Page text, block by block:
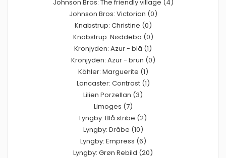
Johnson Bros: The friendly village (4)
Johnson Bros: Victorian (0)
Knabstrup: Christine (0)
Knabstrup: Nøddebo (0)
Kronjyden: Azur - blå (1)
Kronjyden: Azur - brun (0)
Kähler: Marguerite (1)
Lancaster: Contrast (1)
Lilien Porzellan (3)
Limoges (7)
Lyngby: Blå stribe (2)
Lyngby: Dråbe (10)
Lyngby: Empress (6)
Lyngby: Grøn Rebild (20)